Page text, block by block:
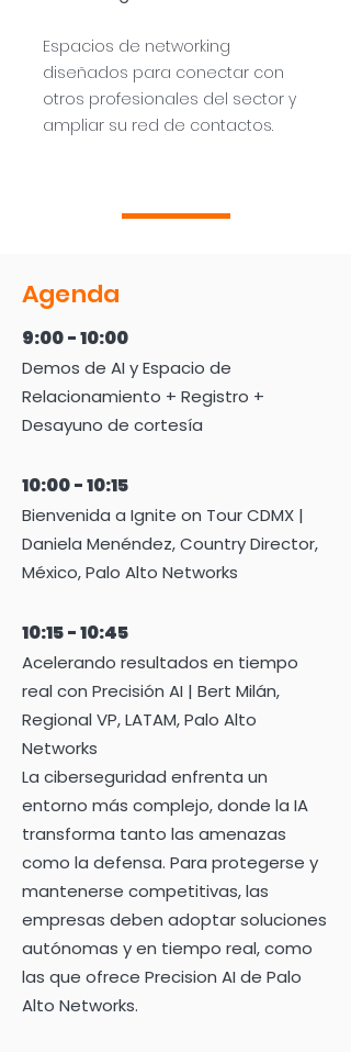
Espacios de networking
diseñados para conectar con
otros profesionales del sector y
ampliar su red de contactos.
Agenda
9:00 - 10:00
Demos de AI y Espacio de
Relacionamiento + Registro +
Desayuno de cortesía
10:00 - 10:15
Bienvenida a Ignite on Tour CDMX |
Daniela Menéndez, Country Director,
México, Palo Alto Networks
10:15 - 10:45
Acelerando resultados en tiempo
real con Precisión AI | Bert Milán,
Regional VP, LATAM, Palo Alto
Networks
La ciberseguridad enfrenta un
entorno más complejo, donde la IA
transforma tanto las amenazas
como la defensa. Para protegerse y
mantenerse competitivas, las
empresas deben adoptar soluciones
autónomas y en tiempo real, como
las que ofrece Precision AI de Palo
Alto Networks.